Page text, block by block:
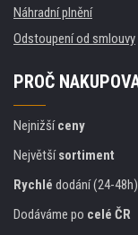
Náhradní plnění
Odstoupení od smlouvy
PROČ
Nejnižšíceny
Největšísortiment
Rychlé dodání (24-48h)
Dodáváme po celé ČR